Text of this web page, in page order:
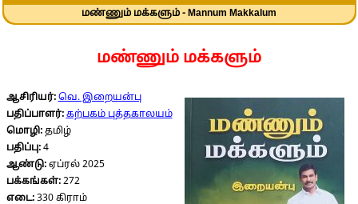
மண்ணும் மக்களும் - Mannum Makkalum
மண்ணும் மக்களும்
ஆசிரியர்: வெ. இறையன்பு
பதிப்பாளர்: கற்பகம் புத்தகாலயம்
மொழி:தமிழ்
பதிப்பு:4
ஆண்டு:ஏப்ரல் 2025
பக்கங்கள்: 272
எடை: 330 கிராம்